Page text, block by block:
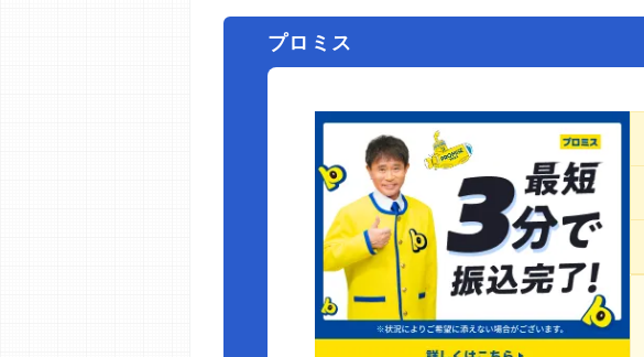
プロミス